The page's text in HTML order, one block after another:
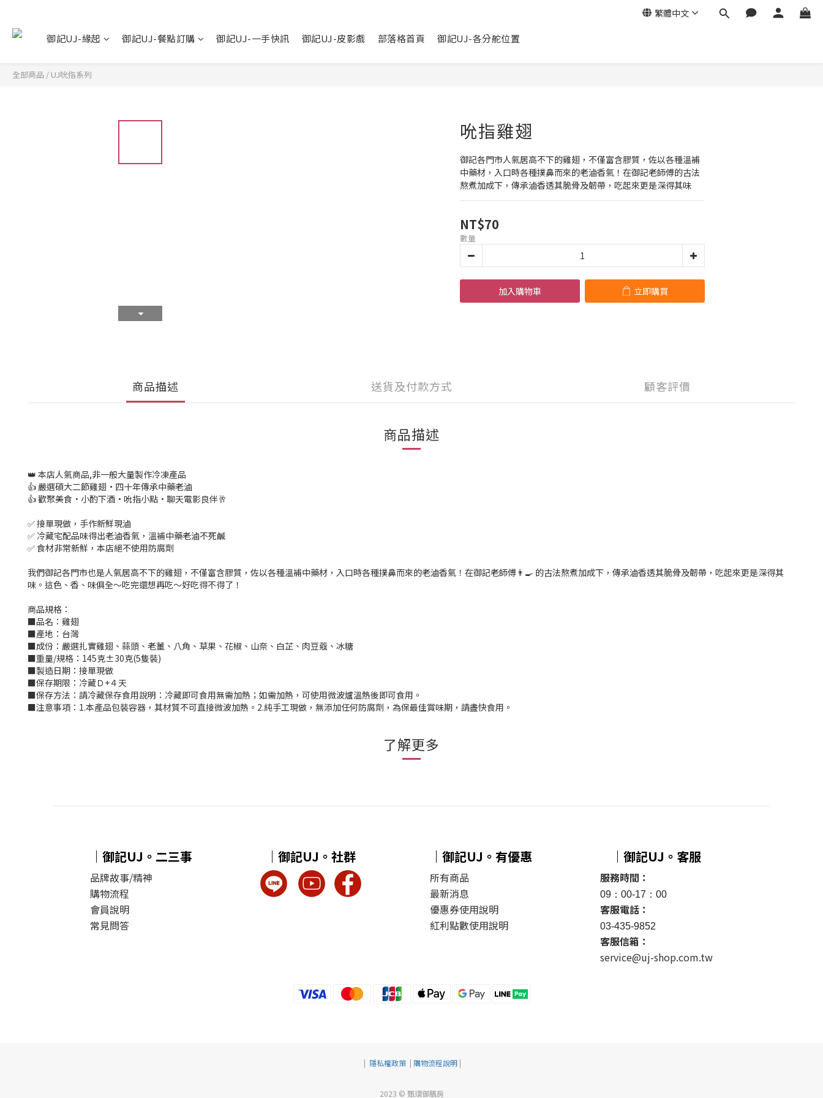
繁體中文
御記UJ-緣起 御記UJ-餐點訂購 御記UJ-一手快訊 御記UJ-皮影戲 部落格首頁 御記UJ-各分舵位置
全部商品 / UJ吮指系列
吮指雞翅
御記各門市人氣居高不下的雞翅，不僅富含膠質，佐以各種溫補
中藥材，入口時各種撲鼻而來的老滷香氣！在御記老師傅的古法
熬煮加成下，傳承滷香透其脆骨及韌帶，吃起來更是深得其味
NT$70
數量
加入購物車 立即購買
商品描述 送貨及付款方式 顧客評價
商品描述
👑 本店人氣商品,非一般大量製作冷凍產品
👍 嚴選碩大二節雞翅•四十年傳承中藥老滷
👍 歡聚美食•小酌下酒•吮指小點•聊天電影良伴🥂
✅ 接單現做，手作新鮮現滷
✅ 冷藏宅配品味得出老滷香氣，溫補中藥老滷不死鹹
✅ 食材非常新鮮，本店絕不使用防腐劑
我們御記各門市也是人氣居高不下的雞翅，不僅富含膠質，佐以各種溫補中藥材，入口時各種撲鼻而來的老滷香氣！在御記老師傅👨‍🍳 的古法熬煮加成下，傳承滷香透其脆骨及韌帶，吃起來更是深得其
味。這色、香、味俱全～吃完還想再吃～好吃得不得了！
商品規格：
■品名：雞翅
■產地：台灣
■成份：嚴選扎實雞翅、蒜頭、老薑、八角、草果、花椒、山奈、白芷、肉豆蔻、冰糖
■重量/規格：145克±30克(5隻裝)
■製造日期：接單現做
■保存期限：冷藏Ｄ+４天
■保存方法：請冷藏保存食用說明：冷藏即可食用無需加熱；如需加熱，可使用微波爐溫熱後即可食用。
■注意事項：1.本產品包裝容器，其材質不可直接微波加熱。2.純手工現做，無添加任何防腐劑，為保最佳賞味期，請盡快食用。
了解更多
｜御記UJ。二三事
品牌故事/精神
購物流程
會員說明
常見問答
｜御記UJ。社群 ｜御記UJ。有優惠
所有商品
最新消息
優惠券使用說明
紅利點數使用說明
｜御記UJ。客服
服務時間：
09：00-17：00
客服電話：
03-435-9852
客服信箱：
service@uj-shop.com.tw
| 隱私權政策 | 購物流程說明 |
2023 © 甄環御膳房